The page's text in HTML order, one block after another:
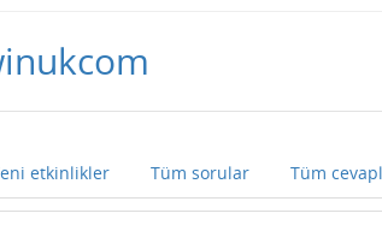
etkinlikler Tüm sorular Tüm